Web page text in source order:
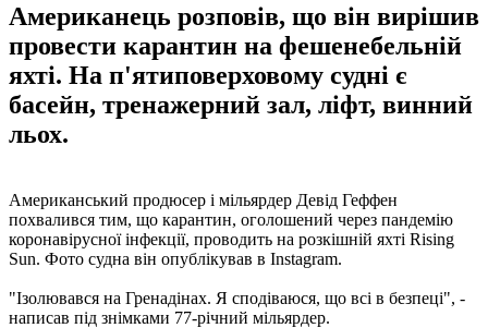
Американець розповів, що він вирішив
провести карантин на фешенебельній
яхті. На п'ятиповерховому судні є
басейн, тренажерний зал, ліфт, винний
льох.
Американський продюсер і мільярдер Девід Геффен
похвалився тим, що карантин, оголошений через пандемію
коронавірусної інфекції, проводить на розкішній яхті Rising
Sun. Фото судна він опублікував в Instagram.
"Ізолювався на Гренадінах. Я сподіваюся, що всі в безпеці", -
написав під знімками 77-річний мільярдер.